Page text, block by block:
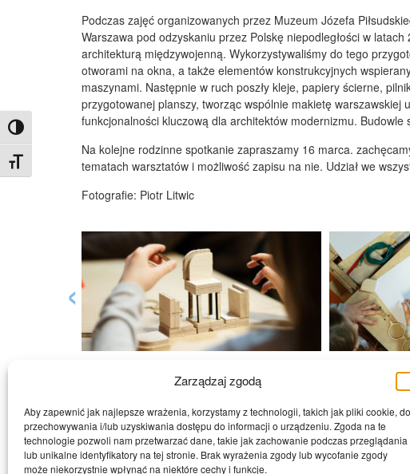
Zarządzaj zgodą
Aby zapewnić jak najlepsze wrażenia, korzystamy z technologii, takich jak pliki cookie, do
przechowywania i/lub uzyskiwania dostępu do informacji o urządzeniu. Zgoda na te
technologie pozwoli nam przetwarzać dane, takie jak zachowanie podczas przeglądania
lub unikalne identyfikatory na tej stronie. Brak wyrażenia zgody lub wycofanie zgody
może niekorzystnie wpłynąć na niektóre cechy i funkcje.
Toggle High Contrast
Toggle Font size
Podczas zajęć organizowanych przez Muzeum Józefa
Warszawa pod odzyskaniu przez Polskę niepodległości w
architekturą międzywojenną. Wykorzystywaliśmy do tego
otworami na okna, a także elementów konstrukcyjnych
maszynami. Następnie w ruch poszły kleje, papiery ścierne,
przygotowanej planszy, tworząc wspólnie makietę
funkcjonalności kluczową dla architektów modernizmu.
Na kolejne rodzinne spotkanie zapraszamy 16 marca.
tematach warsztatów i możliwość zapisu na nie. Udział we
Fotografie: Piotr Litwic
‹
Muzeum współprowadzone przez: